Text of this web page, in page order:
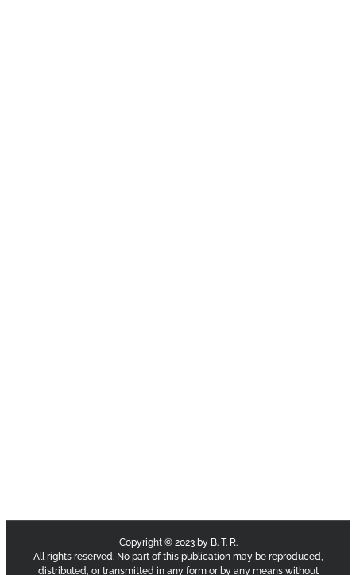
Copyright © 2023 by B. T. R.
All rights reserved. No part of this publication may be reproduced,
distributed, or transmitted in any form or by any means without